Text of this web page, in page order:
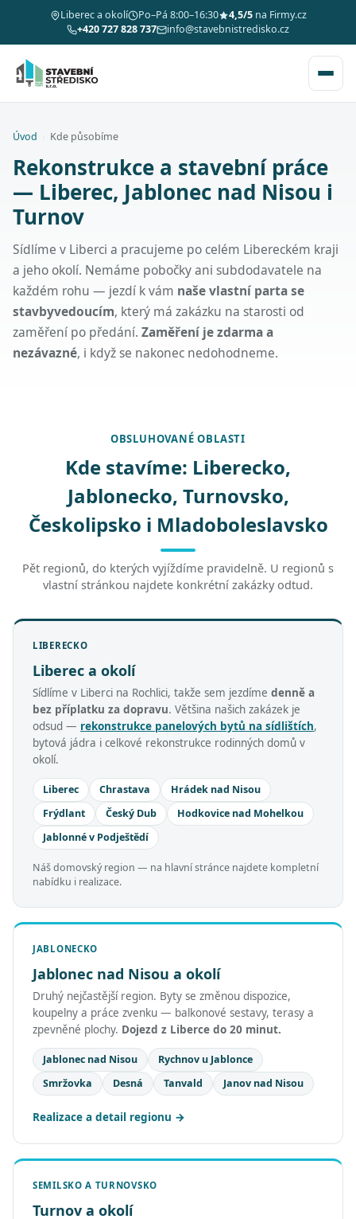
Liberec a okolí Po–Pá 8:00–16:30 4,5/5na Firmy.cz
+420 727 828 737
info@stavebnistredisko.cz
Úvod Kde působíme
Rekonstrukce a stavební práce
— Liberec, Jablonec nad Nisou i
Turnov
Sídlíme v Liberci a pracujeme po celém Libereckém kraji
a jeho okolí. Nemáme pobočky ani subdodavatele na
každém rohu — jezdí k vám naše vlastní parta se
stavbyvedoucím, který má zakázku na starosti od
zaměření po předání. Zaměření je zdarma a
nezávazné, i když se nakonec nedohodneme.
OBSLUHOVANÉ OBLASTI
Kde stavíme: Liberecko,
Jablonecko, Turnovsko,
Českolipsko i Mladoboleslavsko
Pět regionů, do kterých vyjíždíme pravidelně. U regionů s
vlastní stránkou najdete konkrétní zakázky odtud.
LIBERECKO
Liberec a okolí
Sídlíme v Liberci na Rochlici, takže sem jezdíme denně a
bez příplatku za dopravu. Většina našich zakázek je
odsud — rekonstrukce panelových bytů na sídlištích,
bytová jádra i celkové rekonstrukce rodinných domů v
okolí.
Liberec Chrastava
Hrádek nad Nisou
Frýdlant
Český Dub
Hodkovice nad Mohelkou
Jablonné v Podještědí
Náš domovský region — na hlavní stránce najdete kompletní
nabídku i realizace.
JABLONECKO
Jablonec nad Nisou a okolí
Druhý nejčastější region. Byty se změnou dispozice,
koupelny a práce zvenku — balkonové sestavy, terasy a
zpevněné plochy. Dojezd z Liberce do 20 minut.
Jablonec nad Nisou
Rychnov u Jablonce
Smržovka
Desná Tanvald Janov nad Nisou
Realizace a detail regionu
SEMILSKO A TURNOVSKO
Turnov a okolí